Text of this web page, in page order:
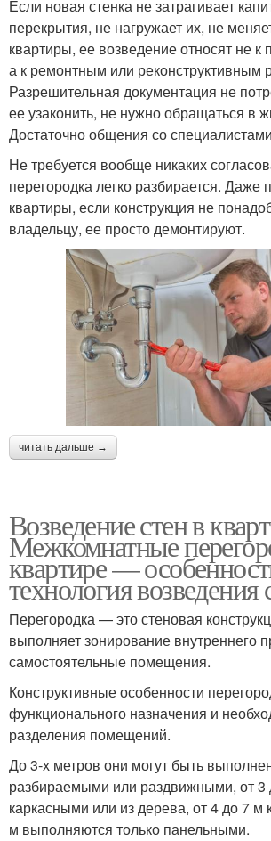
Если новая стенка не затрагивает
перекрытия, не нагружает их, не
квартиры, ее возведение относят не к
а к ремонтным или реконструктивным
Разрешительная документация не
ее узаконить, не нужно обращаться в
Достаточно общения со
Не требуется вообще никаких
перегородка легко разбирается. Даже
квартиры, если конструкция не
владельцу, ее просто демонтируют.
читать дальше →
Возведение стен в
Межкомнатные
квартире —
технология возведения
Перегородка — это стеновая
выполняет зонирование внутреннего
самостоятельные помещения.
Конструктивные особенности
функционального назначения и
разделения помещений.
До 3-х метров они могут быть
разбираемыми или раздвижными, от
каркасными или из дерева, от 4 до 7
м выполняются только панельными.